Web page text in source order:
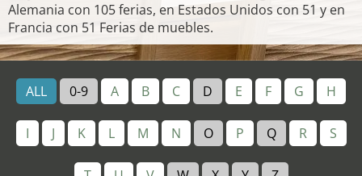
Alemania con 105 ferias, en Estados Unidos con 51 y en
Francia con 51 Ferias de muebles.
ALL 0-9 A B C D E F G H
I J K L M N O P Q R S